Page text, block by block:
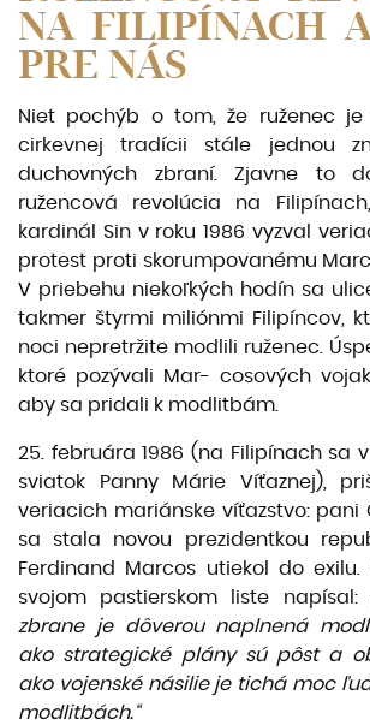
NA FILIPÍNACH
PRE NÁS
Niet pochýb o tom, že ruženec
cirkevnej tradícii stále jednou
duchovných zbraní. Zjavne to
ružencová revolúcia na
kardinál Sin v roku 1986 vyzval
protest proti skorumpovanému
V priebehu niekoľkých hodín sa
takmer štyrmi miliónmi Filipíncov,
noci nepretržite modlili ruženec.
ktoré pozývali Mar- cosových
aby sa pridali k modlitbám.
25. februára 1986 (na Filipínach sa
sviatok Panny Márie Víťaz­nej),
veriacich mariánske víťazstvo: pani
sa stala novou prezidentkou
Ferdinand Marcos utiekol do exilu.
svojom pastierskom liste napísal:
zbrane je dôverou naplnená
ako strate­gické plány sú pôst a
ako vojenské násilie je tichá moc
modlitbách.“